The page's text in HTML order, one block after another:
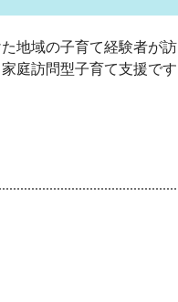
施設案内
域の子育て経験者が
庭訪問型子育て支援です